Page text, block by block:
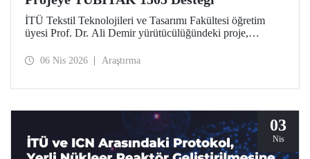
İTÜ Tekstil Teknolojileri ve Tasarımı Fakültesi öğretim
üyesi Prof. Dr. Ali Demir yürütücülüğündeki proje,
Programı tarafından desteklenmeye hak kazandı.
06 Nis 2026 Araştırma
03
Nis